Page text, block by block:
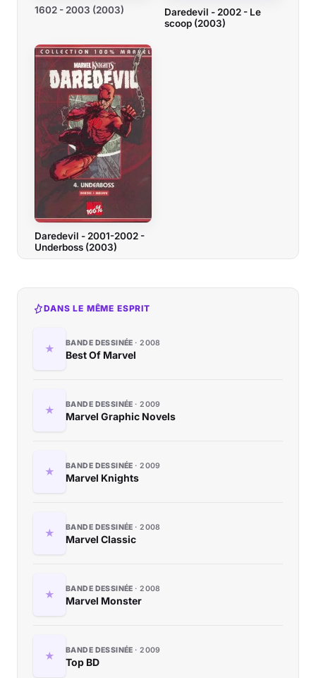
1602 - 2003 (2003)
Daredevil - 2002 - Le
scoop (2003)
Daredevil - 2001-2002 -
Underboss (2003)
DANS LE MÊME ESPRIT
BANDE DESSINÉE 2008
Best Of Marvel
BANDE DESSINÉE 2009
Marvel Graphic Novels
BANDE DESSINÉE 2009
Marvel Knights
BANDE DESSINÉE 2008
Marvel Classic
BANDE DESSINÉE 2008
Marvel Monster
BANDE DESSINÉE 2009
Top BD